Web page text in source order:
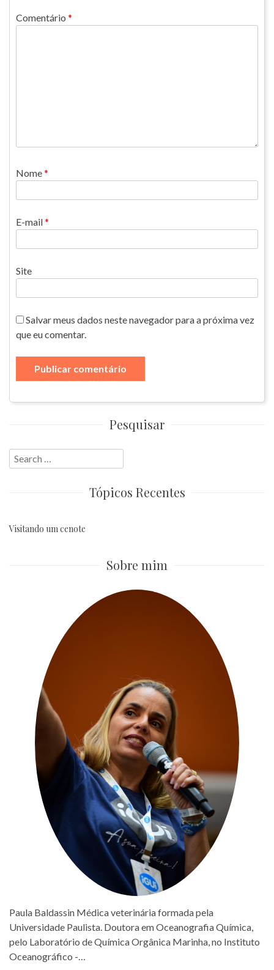
Comentário *
Nome*
E-mail*
Site
Salvar meus dados neste navegador para a próxima vez
que eu comentar.
Pesquisar
Search
for:
Tópicos Recentes
Visitando um cenote
Sobre mim
Paula Baldassin Médica veterinária formada pela
Universidade Paulista. Doutora em Oceanografia Química,
pelo Laboratório de Química Orgânica Marinha, no Instituto
Oceanográfico -…